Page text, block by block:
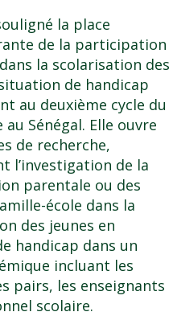
la place
de la participation
la scolarisation des
de handicap
au deuxième cycle du
au Sénégal. Elle ouvre
de recherche,
l’investigation de la
parentale ou des
école dans la
des jeunes en
handicap dans un
incluant les
pairs, les enseignants
scolaire.